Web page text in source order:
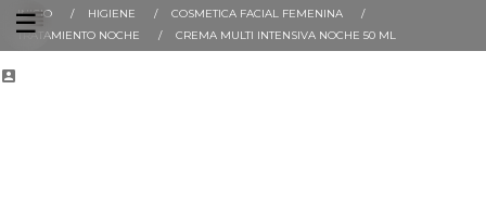
Navegación
de
palanca
☰

INICIO HIGIENE
COSMETICA FACIAL FEMENINA
TRATAMIENTO NOCHE
CREMA MULTI INTENSIVA NOCHE 50 ML